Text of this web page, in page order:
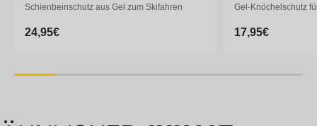
Schienbeinschutz aus Gel zum Skifahren
Normaler
24,95€
Gel-Knöchelschutz
Normaler
17,95€